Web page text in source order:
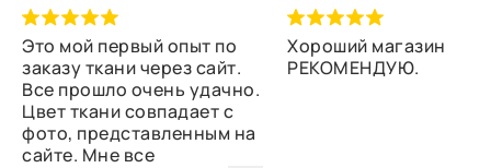
Это мой первый опыт по
заказу ткани через сайт.
Все прошло очень удачно.
Цвет ткани совпадает с
фото, представленным на
сайте. Мне все
Хороший магазин
РЕКОМЕНДУЮ.